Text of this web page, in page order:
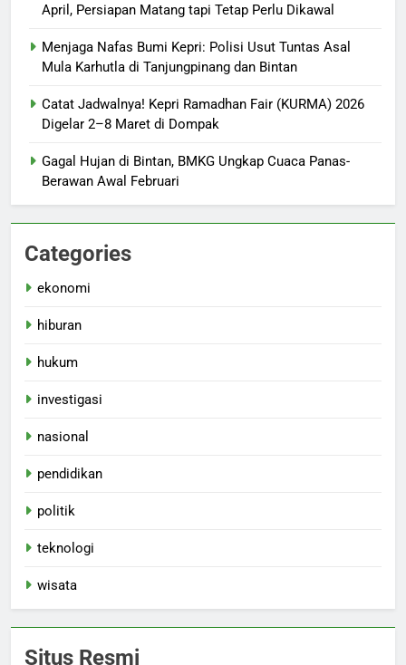
April, Persiapan Matang tapi Tetap Perlu Dikawal
Menjaga Nafas Bumi Kepri: Polisi Usut Tuntas Asal
Mula Karhutla di Tanjungpinang dan Bintan
Catat Jadwalnya! Kepri Ramadhan Fair (KURMA) 2026
Digelar 2–8 Maret di Dompak
Gagal Hujan di Bintan, BMKG Ungkap Cuaca Panas-
Berawan Awal Februari
Categories
ekonomi
hiburan
hukum
investigasi
nasional
pendidikan
politik
teknologi
wisata
Situs Resmi